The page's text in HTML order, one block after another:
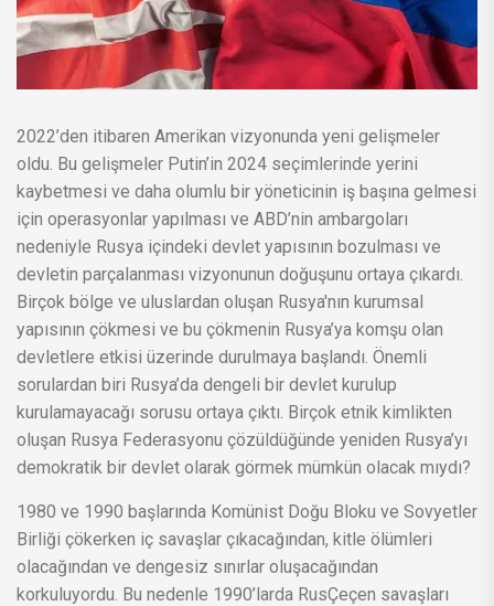
2022’den itibaren Amerikan vizyonunda yeni gelişmeler
oldu. Bu gelişmeler Putin’in 2024 seçimlerinde yerini
kaybetmesi ve daha olumlu bir yöneticinin iş başına gelmesi
için operasyonlar yapılması ve ABD’nin ambargoları
nedeniyle Rusya içindeki devlet yapısının bozulması ve
devletin parçalanması vizyonunun doğuşunu ortaya çıkardı.
Birçok bölge ve uluslardan oluşan Rusya'nın kurumsal
yapısının çökmesi ve bu çökmenin Rusya’ya komşu olan
devletlere etkisi üzerinde durulmaya başlandı. Önemli
sorulardan biri Rusya’da dengeli bir devlet kurulup
kurulamayacağı sorusu ortaya çıktı. Birçok etnik kimlikten
oluşan Rusya Federasyonu çözüldüğünde yeniden Rusya’yı
demokratik bir devlet olarak görmek mümkün olacak mıydı?
1980 ve 1990 başlarında Komünist Doğu Bloku ve Sovyetler
Birliği çökerken iç savaşlar çıkacağından, kitle ölümleri
olacağından ve dengesiz sınırlar oluşacağından
korkuluyordu. Bu nedenle 1990’larda RusÇeçen savaşları